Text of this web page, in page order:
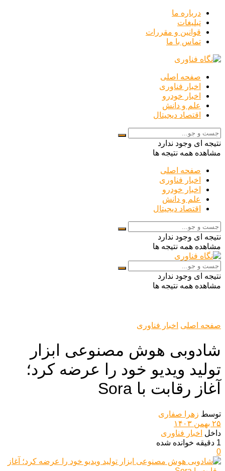
درباره ما
تبلیغات
قوانین و مقررات
تماس با ما
صفحه اصلی
اخبار فناوری
اخبار خودرو
علم و دانش
اقتصاد دیجیتال
نتیجه ای وجود ندارد
مشاهده همه نتیجه ها
صفحه اصلی
اخبار فناوری
اخبار خودرو
علم و دانش
اقتصاد دیجیتال
نتیجه ای وجود ندارد
مشاهده همه نتیجه ها
نتیجه ای وجود ندارد
مشاهده همه نتیجه ها
صفحه اصلی اخبار فناوری
شادوبی هوش مصنوعی ابزار
تولید ویدیو خود را عرضه کرد؛
آغاز رقابت با Sora
توسط زهرا صفاری
۲۵ بهمن ۱۴۰۳
داخل اخبار فناوری
1 دقیقه خوانده شده
0